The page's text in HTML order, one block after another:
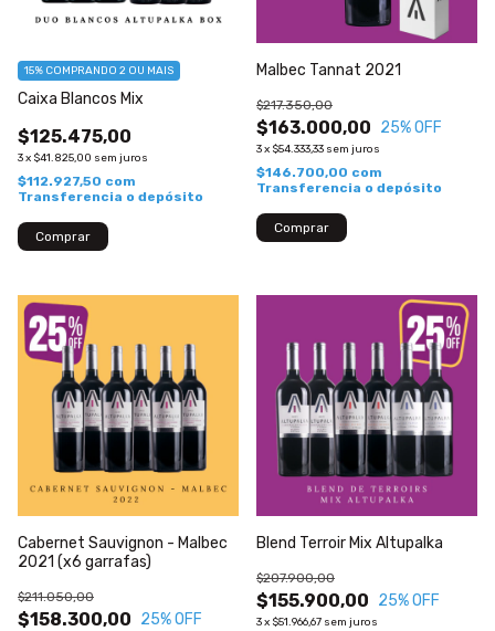
Caixa Blancos Mix
$125.475,00
3x $41.825,00 sem juros
15% COMPRANDO 2 OU MAIS
$112.927,50 com
Transferencia o depósito
Malbec Tannat 2021
$163.000,00
$217.350,00
25% OFF
3x $54.333,33 sem juros
$146.700,00 com
Transferencia o depósito
Cabernet Sauvignon - Malbec
2021 (x6 garrafas)
$158.300,00
$211.050,00
25% OFF
Blend Terroir Mix Altupalka
$155.900,00
$207.900,00
25% OFF
3x $51.966,67 sem juros